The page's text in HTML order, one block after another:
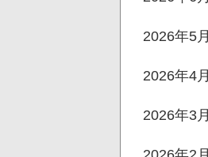
2026年5月
2026年4月
2026年3月